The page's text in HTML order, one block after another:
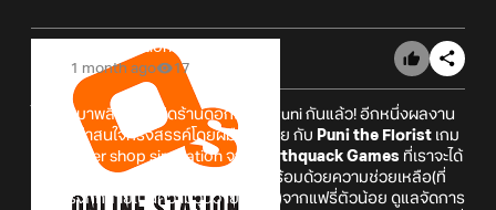
Online Station
1 month ago
17
ได้เวลามาพลิกป้ายเปิดร้านดอกไม้กับ Puni กันแล้ว! อีกหนึ่งผลงาน
เกมสุดน่าสนใจที่รังสรรค์โดยฝีมือคนไทย กับ Puni the Florist เกม
แนว flower shop simulation จาก
Earthquack Games ที่เราจะได้
มาบริหารจัดการร้านดอกไม้สุดวิเศษพร้อมด้วยความช่วยเหลือ(ที่
บางครั้งก็กลายเป็นความวุ่นวายแทน...)จากแฟรี่ตัวน้อย ดูแลจัดการ